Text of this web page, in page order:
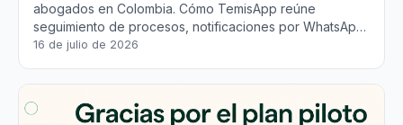
abogados en Colombia. Cómo TemisApp reúne
seguimiento de procesos, notificaciones por WhatsApp,
consultor jurídico IA, resumen de documentos y
16 de julio de 2026